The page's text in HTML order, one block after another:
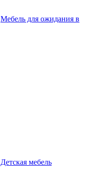
Мебель для ожидания в
Детская мебель